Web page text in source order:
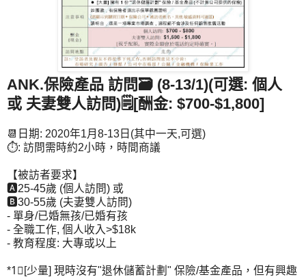
ANK.保險產品 訪問🗃 (8-13/1)(可選: 個人
或 夫妻雙人訪問)🗒[酬金: $700-$1,800]
📆日期: 2020年1月8-13日(其中一天,可選)
⏱: 訪問需時約2小時，時間商議
【被訪者要求】
🅰25-45歲 (個人訪問) 或
🅱30-55歲 (夫妻雙人訪問)
- 單身/已婚無孩/已婚有孩
- 全職工作, 個人收入>$18k
- 教育程度: 大專或以上
*1⃣[少量] 現時沒有"退休儲蓄計劃" 保險/基金產品，但有興趣